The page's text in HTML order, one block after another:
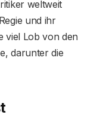
weltweit
und ihr
viel Lob von den
darunter die